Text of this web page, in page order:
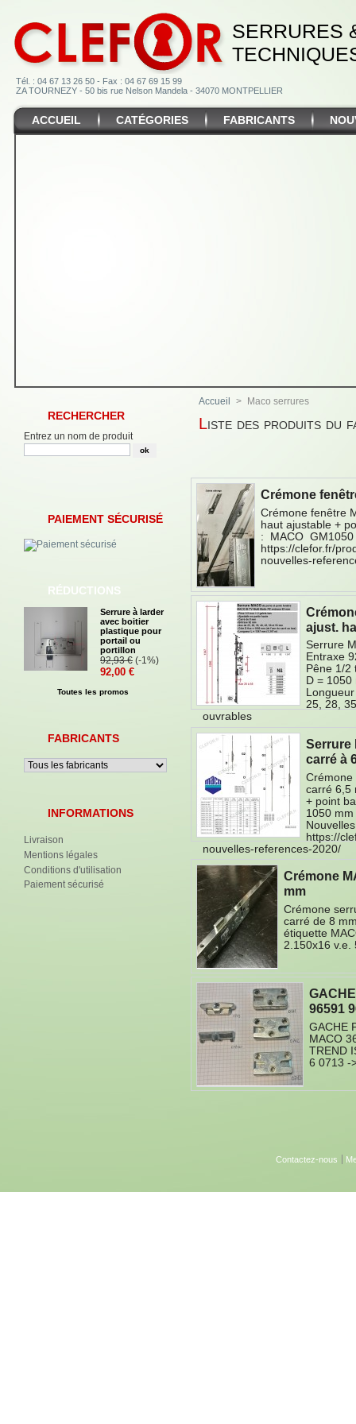
SERRURES
Tél. : 04 67 13 26 50 - Fax : 04 67 69 15 99
ZA TOURNEZY - 50 bis rue Nelson Mandela - 34070 MONTPELLIER
ACCUEIL CATÉGORIES FABRICANTS
RECHERCHER
Entrez un nom de produit
PAIEMENT SÉCURISÉ
RÉDUCTIONS
Serrure à larder
avec boitier
plastique pour
portail ou
portillon
92,93 € (-1%)
92,00 €
Toutes les promos
FABRICANTS
INFORMATIONS
Livraison
Mentions légales
Conditions d'utilisation
Paiement sécurisé
Accueil > Maco serrures
Liste des produits
Crémone
Crémone fenêtre
haut ajustable +
: MACO GM1050
https://clefor.fr/
nouvelles-
ajust.
Serrure
Entraxe
Pêne 1/2
D =
25, 28,
ouvrables
Serrure
carré à
Crémone
carré 6,5
+ point
1050
https://
nouvelles-references-2020/
Crémone
mm
Crémone
carré de 8
étiquette
2.150x16
96591
GACHE
MACO
TREND
6 0713 -
Contactez-nous